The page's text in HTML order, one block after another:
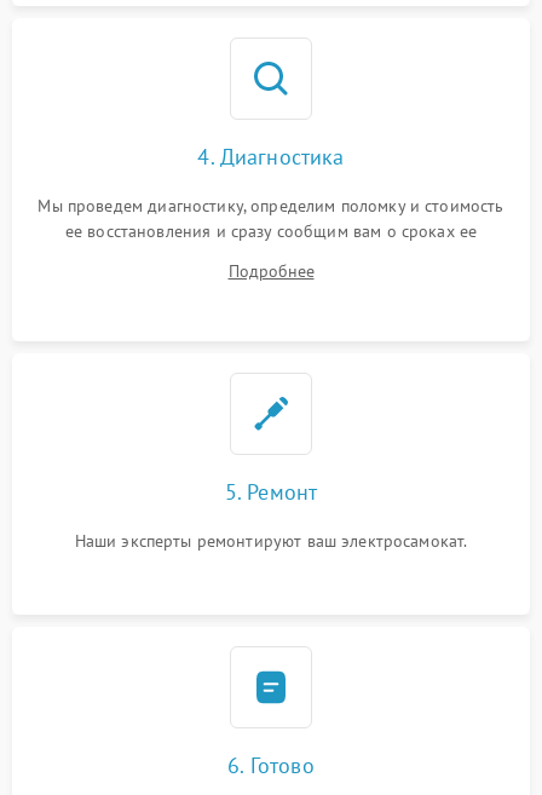
4. Диагностика
Мы проведем диагностику, определим поломку и стоимость
ее восстановления и сразу сообщим вам о сроках ее
Подробнее
5. Ремонт
Наши эксперты ремонтируют ваш электросамокат.
6. Готово